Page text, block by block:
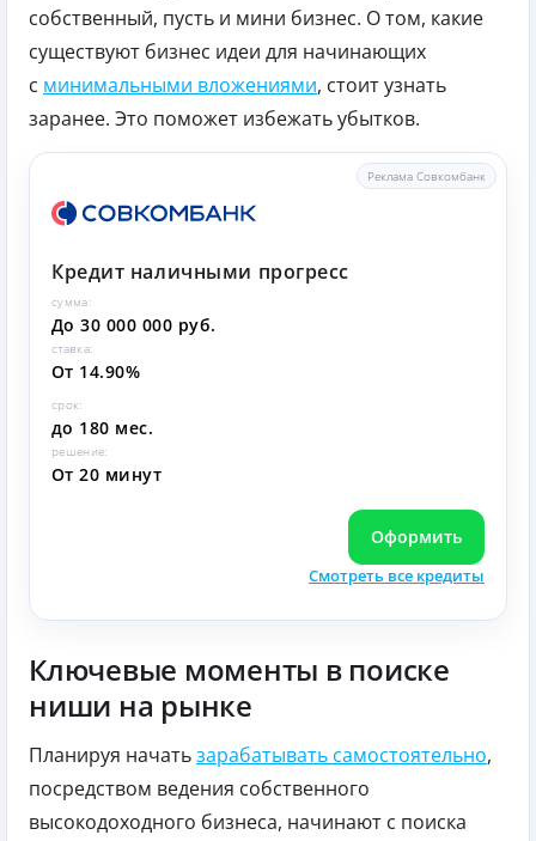
собственный, пусть и мини бизнес. О том, какие
существуют бизнес идеи для начинающих
с минимальными вложениями, стоит узнать
заранее. Это поможет избежать убытков.
Реклама Совкомбанк
Кредит наличными прогресс
сумма:
До 30 000 000 руб.
ставка:
От 14.90%
срок:
до 180 мес.
решение:
От 20 минут
Оформить
Смотреть все кредиты
Ключевые моменты в поиске
ниши на рынке
Планируя начатьзарабатывать самостоятельно,
посредством ведения собственного
высокодоходного бизнеса, начинают с поиска